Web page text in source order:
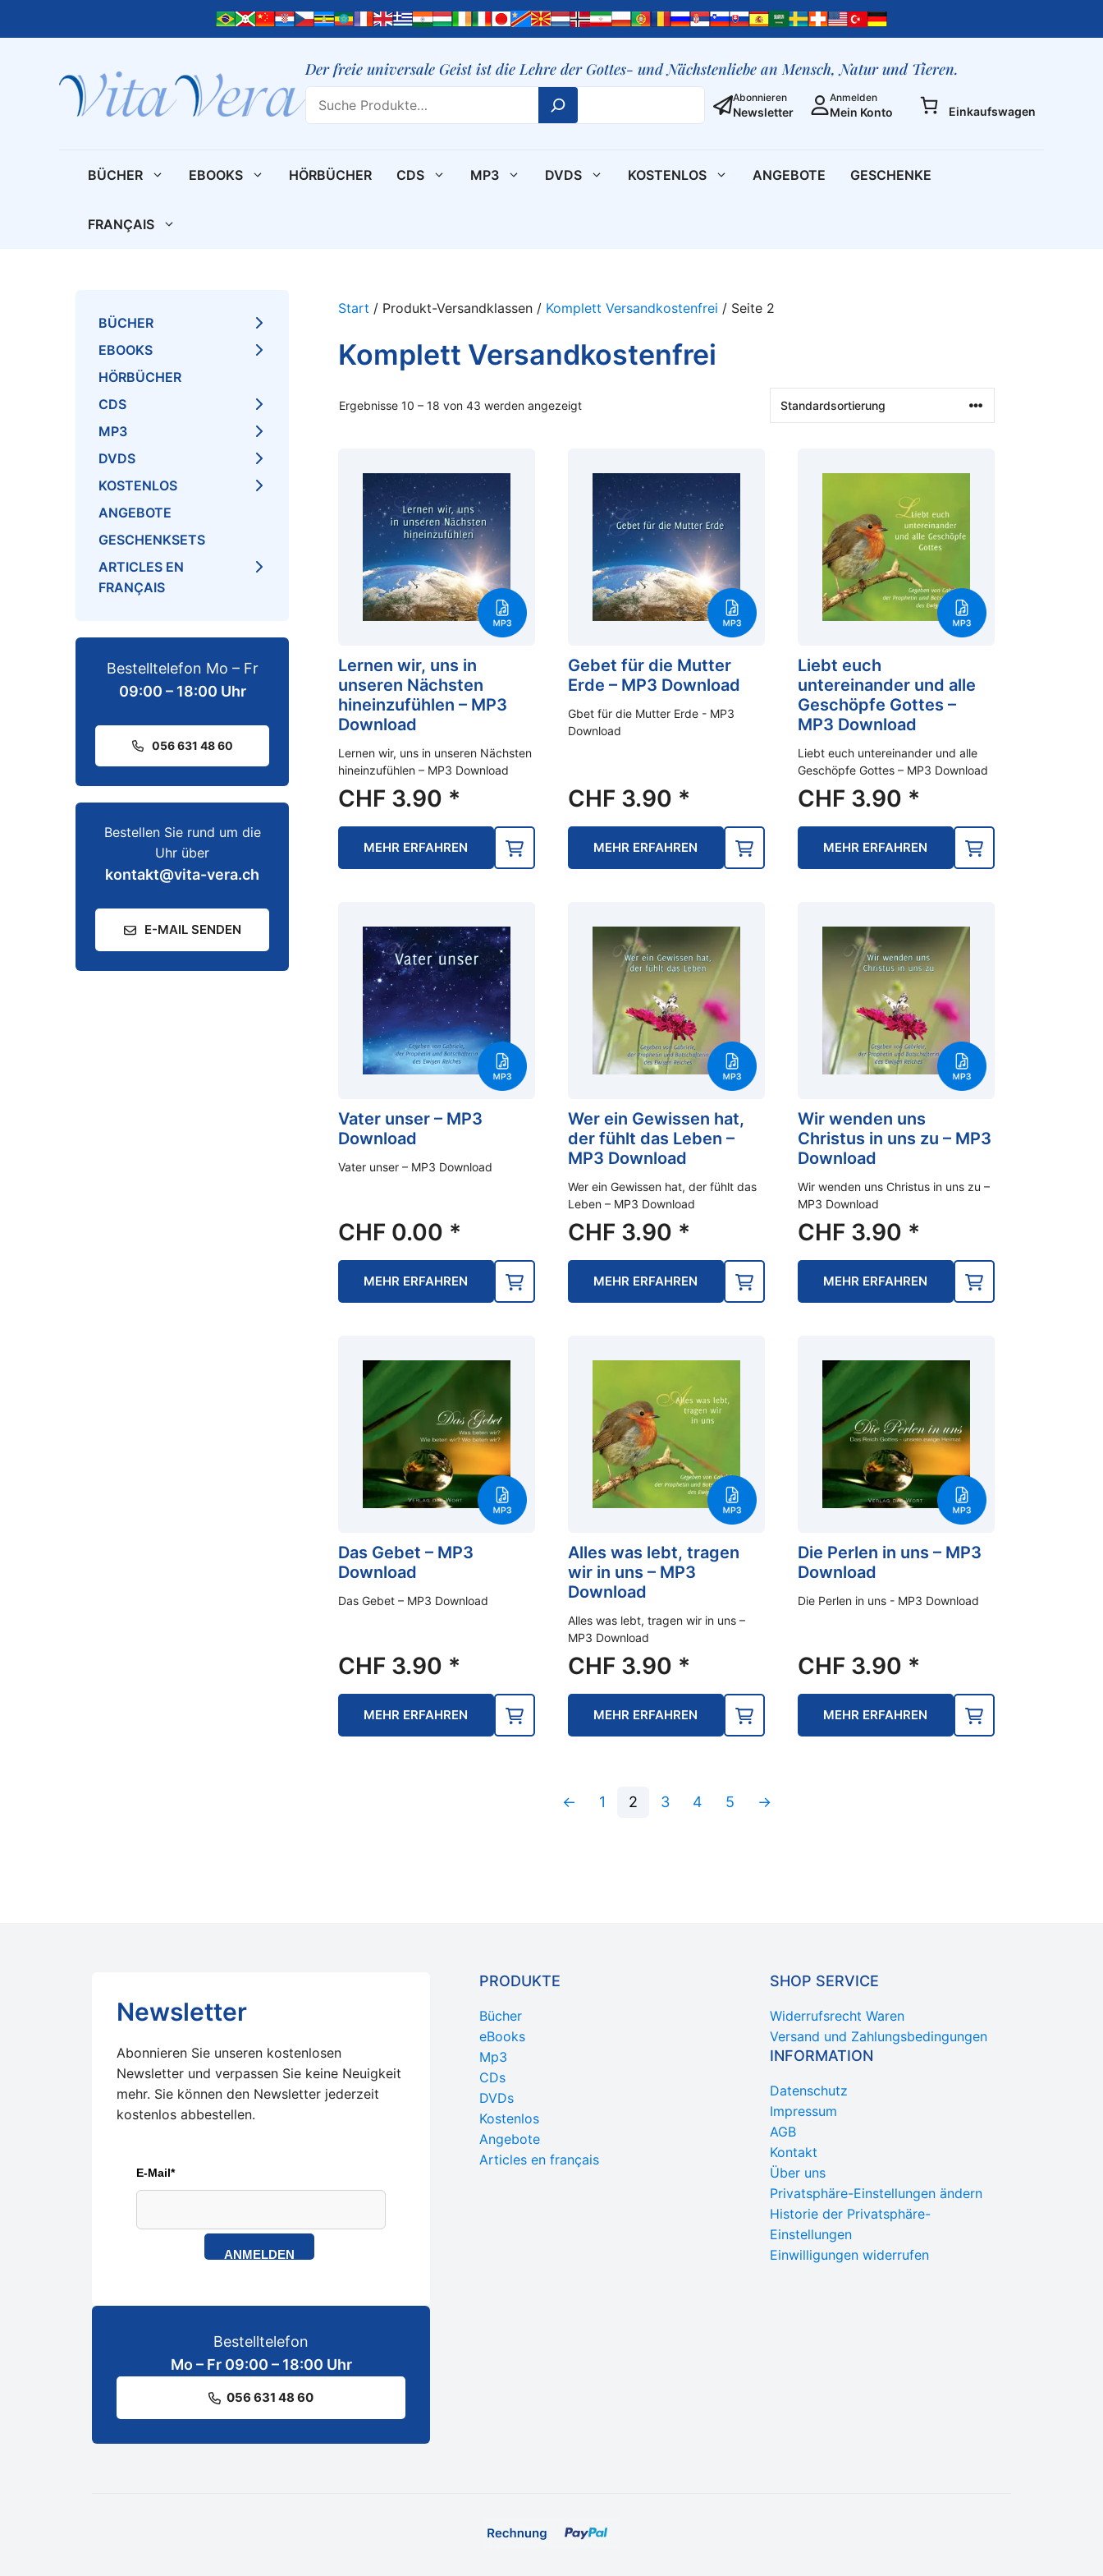
Der freie universale Geist ist die Lehre der Gottes- und Nächstenliebe an Mensch, Natur und Tieren.
Search Abonnieren
Newsletter
Anmelden
Mein Konto Einkaufswagen
BÜCHER EBOOKS HÖRBÜCHER CDS MP3 DVDS KOSTENLOS ANGEBOTE GESCHENKE
FRANÇAIS
Start / Produkt-Versandklassen / Komplett Versandkostenfrei / Seite 2
Komplett Versandkostenfrei
Ergebnisse 10 – 18 von 43 werden angezeigt
Lernen wir, uns in
unseren Nächsten
hineinzufühlen – MP3
Download
Lernen wir, uns in unseren Nächsten
hineinzufühlen – MP3 Download
CHF 3.90 *
MEHR ERFAHREN
Gebet für die Mutter
Erde – MP3 Download
Gbet für die Mutter Erde - MP3
Download
CHF 3.90 *
MEHR ERFAHREN
Liebt euch
untereinander und alle
Geschöpfe Gottes –
MP3 Download
Liebt euch untereinander und alle
Geschöpfe Gottes – MP3 Download
CHF 3.90 *
MEHR ERFAHREN
Vater unser – MP3
Download
Vater unser – MP3 Download
CHF 0.00 *
MEHR ERFAHREN
Wer ein Gewissen hat,
der fühlt das Leben –
MP3 Download
Wer ein Gewissen hat, der fühlt das
Leben – MP3 Download
CHF 3.90 *
MEHR ERFAHREN
Wir wenden uns
Christus in uns zu – MP3
Download
Wir wenden uns Christus in uns zu –
MP3 Download
CHF 3.90 *
MEHR ERFAHREN
Das Gebet – MP3
Download
Das Gebet – MP3 Download
CHF 3.90 *
MEHR ERFAHREN
Alles was lebt, tragen
wir in uns – MP3
Download
Alles was lebt, tragen wir in uns –
MP3 Download
CHF 3.90 *
MEHR ERFAHREN
Die Perlen in uns – MP3
Download
Die Perlen in uns - MP3 Download
CHF 3.90 *
MEHR ERFAHREN
← 1 2 3 4 5 →
BÜCHER
EBOOKS
HÖRBÜCHER
CDS
MP3
DVDS
KOSTENLOS
ANGEBOTE
GESCHENKSETS
ARTICLES EN
FRANÇAIS
Bestelltelefon Mo – Fr
09:00 – 18:00 Uhr
056 631 48 60
Bestellen Sie rund um die
Uhr über
kontakt@vita-vera.ch
E-MAIL SENDEN
Newsletter
Abonnieren Sie unseren kostenlosen
Newsletter und verpassen Sie keine Neuigkeit
mehr. Sie können den Newsletter jederzeit
kostenlos abbestellen.
E-Mail*
ANMELDEN
Bestelltelefon
Mo – Fr 09:00 – 18:00 Uhr
056 631 48 60
PRODUKTE
Bücher
eBooks
Mp3
CDs
DVDs
Kostenlos
Angebote
Articles en français
SHOP SERVICE
Widerrufsrecht Waren
Versand und Zahlungsbedingungen
INFORMATION
Datenschutz
Impressum
AGB
Kontakt
Über uns
Privatsphäre-Einstellungen ändern
Historie der Privatsphäre-
Einstellungen
Einwilligungen widerrufen